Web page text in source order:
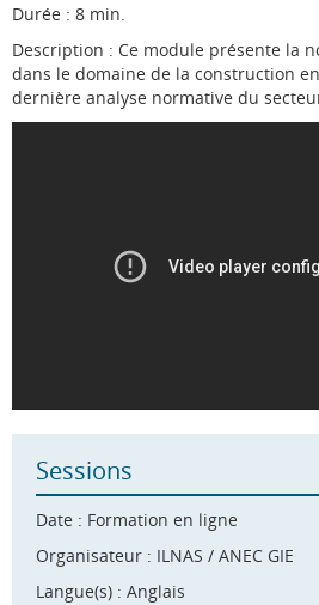
Durée : 8 min.
Description : Ce module présente la
dans le domaine de la construction
dernière analyse normative du
Sessions
Date : Formation en ligne
Organisateur : ILNAS / ANEC GIE
Langue(s) : Anglais